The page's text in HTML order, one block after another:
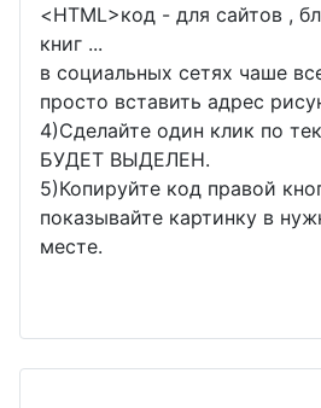
<HTML>код - для сайтов ,
книг ...
в социальных сетях чаше
просто вставить адрес
4)Сделайте один клик по
БУДЕТ ВЫДЕЛЕН.
5)Копируйте код правой
показывайте картинку в
месте.